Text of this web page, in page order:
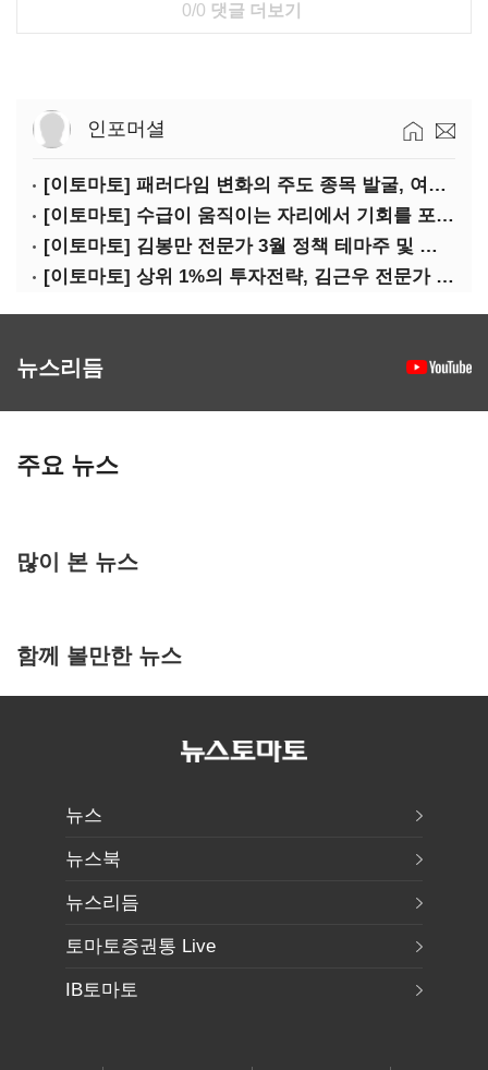
0/0 댓글 더보기
인포머셜
[이토마토] 패러다임 변화의 주도 종목 발굴, 여인수 전문가 투자클럽
[이토마토] 수급이 움직이는 자리에서 기회를 포착하다, 김형일 전문가 투자클럽
[이토마토] 김봉만 전문가 3월 정책 테마주 및 제약 바이오 선취매 전략 아카데미 3/5(목) 2부 진행
[이토마토] 상위 1%의 투자전략, 김근우 전문가 투자클럽에서 확인하세요
뉴스리듬
주요 뉴스
많이 본 뉴스
함께 볼만한 뉴스
뉴스
뉴스북
뉴스리듬
토마토증권통 Live
IB토마토